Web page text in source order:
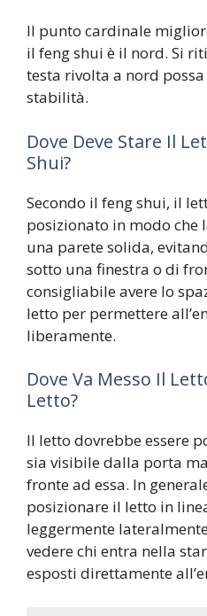
Il punto cardinale
il feng shui è il nord. Si
testa rivolta a nord
stabilità.
Dove Deve Stare Il
Shui?
Secondo il feng shui, il
posizionato in modo che
una parete solida,
sotto una finestra o di
consigliabile avere lo
letto per permettere
liberamente.
Dove Va Messo Il
Letto?
Il letto dovrebbe essere
sia visibile dalla porta
fronte ad essa. In
posizionare il letto in
leggermente
vedere chi entra nella
esposti direttamente